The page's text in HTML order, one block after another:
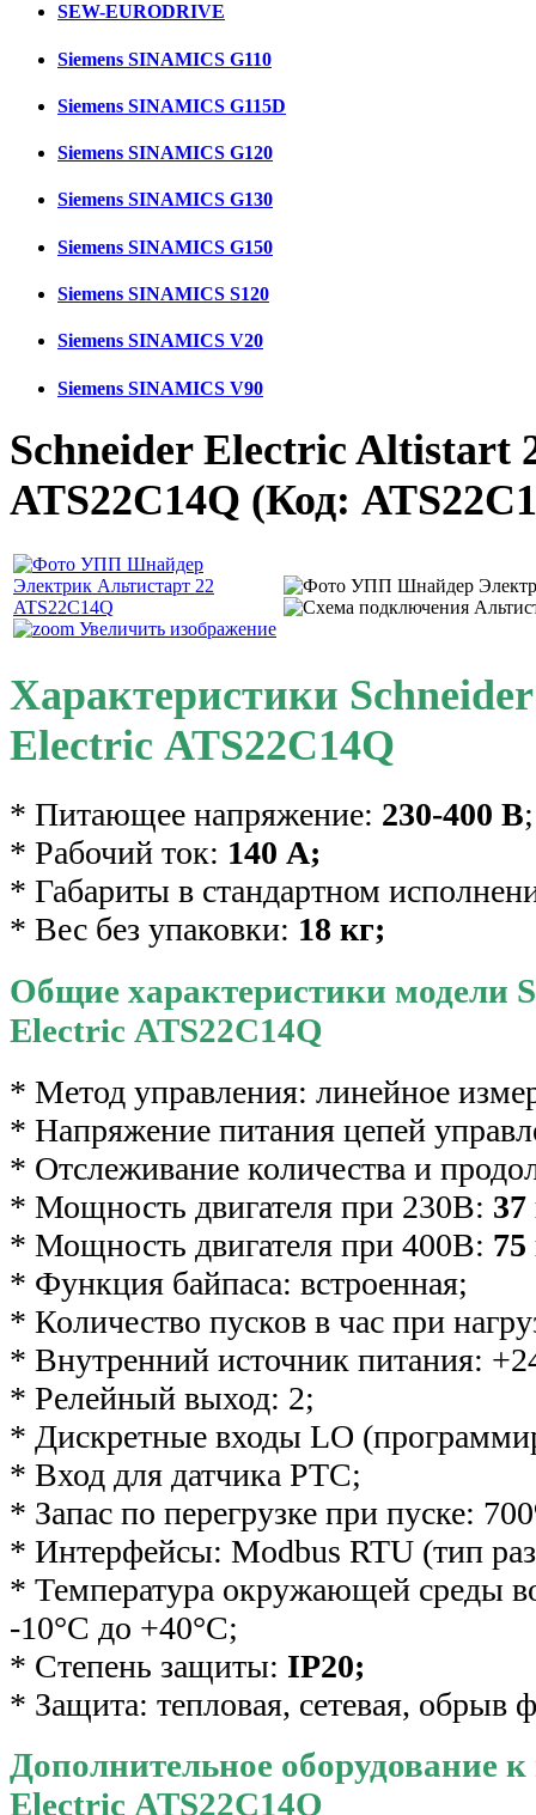
SEW-EURODRIVE
Siemens SINAMICS G110
Siemens SINAMICS G115D
Siemens SINAMICS G120
Siemens SINAMICS G130
Siemens SINAMICS G150
Siemens SINAMICS S120
Siemens SINAMICS V20
Siemens SINAMICS V90
Schneider Electric Altistart
ATS22C14Q (Код:
Увеличить изображение
Характеристики Schneider
Electric ATS22C14Q
* Питающее напряжение: 230-400 В;
* Рабочий ток: 140 А;
* Габариты в стандартном
* Вес без упаковки: 18 кг;
Общие характеристики модели
Electric ATS22C14Q
* Метод управления: линейное
* Напряжение питания цепей
* Отслеживание количества и
* Мощность двигателя при 230В:
* Мощность двигателя при 400В:
* Функция байпаса: встроенная;
* Количество пусков в час при
* Внутренний источник питания:
* Релейный выход: 2;
* Дискретные входы LO
* Вход для датчика PTC;
* Запас по перегрузке при пуске:
* Интерфейсы: Modbus RTU (тип
* Температура окружающей среды
-10°С до +40°С;
* Степень защиты: IP20;
* Защита: тепловая, сетевая, обрыв
Дополнительное оборудование
Electric ATS22C14Q